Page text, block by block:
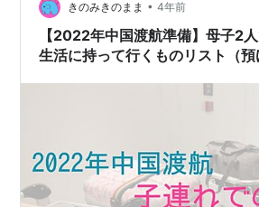
きのみきのまま • 4年前
【2022年中国渡航準備】母子2
生活に持って行くものリスト（預
でオススメ」or「必要なかった」